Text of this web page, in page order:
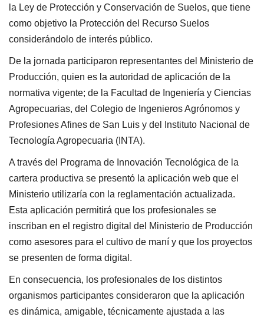
la Ley de Protección y Conservación de Suelos, que tiene
como objetivo la Protección del Recurso Suelos
considerándolo de interés público.
De la jornada participaron representantes del Ministerio de
Producción, quien es la autoridad de aplicación de la
normativa vigente; de la Facultad de Ingeniería y Ciencias
Agropecuarias, del Colegio de Ingenieros Agrónomos y
Profesiones Afines de San Luis y del Instituto Nacional de
Tecnología Agropecuaria (INTA).
A través del Programa de Innovación Tecnológica de la
cartera productiva se presentó la aplicación web que el
Ministerio utilizaría con la reglamentación actualizada.
Esta aplicación permitirá que los profesionales se
inscriban en el registro digital del Ministerio de Producción
como asesores para el cultivo de maní y que los proyectos
se presenten de forma digital.
En consecuencia, los profesionales de los distintos
organismos participantes consideraron que la aplicación
es dinámica, amigable, técnicamente ajustada a las